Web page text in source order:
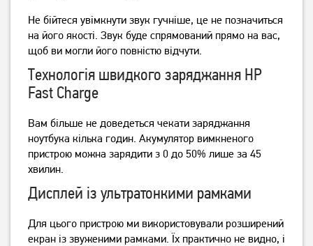
Не бійтеся увімкнути звук гучніше, це не позначиться
на його якості. Звук буде спрямований прямо на вас,
щоб ви могли його повністю відчути.
Технологія швидкого заряджання HP
Fast Charge
Вам більше не доведеться чекати заряджання
ноутбука кілька годин. Акумулятор вимкненого
пристрою можна зарядити з 0 до 50% лише за 45
хвилин.
Дисплей із ультратонкими рамками
Для цього пристрою ми використовували розширений
екран із звуженими рамками. Їх практично не видно, і